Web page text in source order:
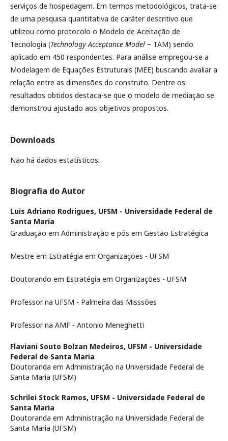
serviços de hospedagem. Em termos metodológicos, trata-se
de uma pesquisa quantitativa de caráter descritivo que
utilizou como protocolo o Modelo de Aceitação de
Tecnologia (Technology Acceptance Model – TAM) sendo
aplicado em 450 respondentes. Para análise empregou-se a
Modelagem de Equações Estruturais (MEE) buscando avaliar a
relação entre as dimensões do construto. Dentre os
resultados obtidos destaca-se que o modelo de mediação se
demonstrou ajustado aos objetivos propostos.
Downloads
Não há dados estatísticos.
Biografia do Autor
Luis Adriano Rodrigues, UFSM - Universidade Federal de
Santa Maria
Graduação em Administração e pós em Gestão Estratégica
Mestre em Estratégia em Organizações - UFSM
Doutorando em Estratégia em Organizações - UFSM
Professor na UFSM - Palmeira das Misssões
Professor na AMF - Antonio Meneghetti
Flaviani Souto Bolzan Medeiros, UFSM - Universidade
Federal de Santa Maria
Doutoranda em Administração na Universidade Federal de
Santa Maria (UFSM)
Schrilei Stock Ramos, UFSM - Universidade Federal de
Santa Maria
Doutoranda em Administração na Universidade Federal de
Santa Maria (UFSM)